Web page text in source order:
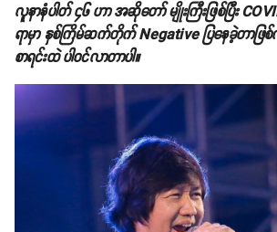
လူနာ နံပါတ် ၄၆ ဟာ အဆိုတော် မျိုးကြီးဖြစ်ပြီး
ရာမှာ နှစ်ကြိမ်ဆက်တိုက် Negative ပြနေခဲ့တာဖြ
စာရင်းထဲ ပါဝင်လာတာပါ။